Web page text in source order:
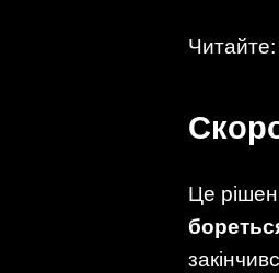
Читайте:
Це